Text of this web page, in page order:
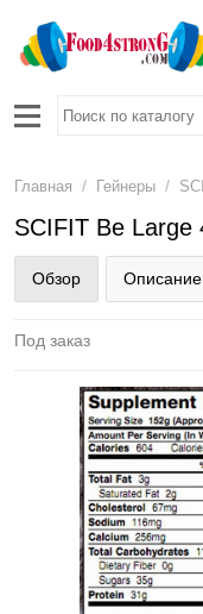
Главная / Гейнеры /
SCIFIT Be Large
Обзор Описание
Под заказ